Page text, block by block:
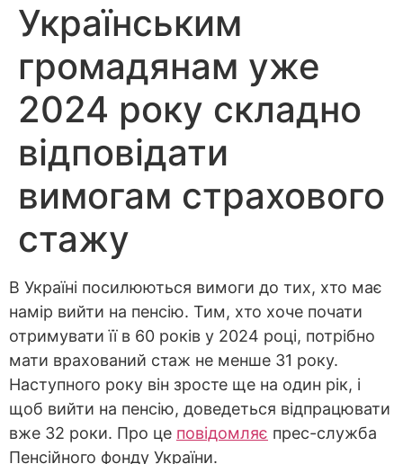
Українським
громадянам уже
2024 року складно
відповідати
вимогам страхового
стажу
В Україні посилюються вимоги до тих, хто має
намір вийти на пенсію. Тим, хто хоче почати
отримувати її в 60 років у 2024 році, потрібно
мати врахований стаж не менше 31 року.
Наступного року він зросте ще на один рік, і
щоб вийти на пенсію, доведеться відпрацювати
вже 32 роки. Про це повідомляє прес-служба
Пенсійного фонду України.